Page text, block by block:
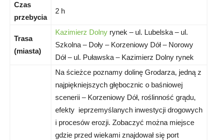
Czas
przebycia
2 h
Trasa
(miasta)
Kazimierz Dolny rynek – ul. Lubelska – ul.
Szkolna – Doły – Korzeniowy Dół – Norowy
Dół – ul. Puławska – Kazimierz Dolny rynek
Na ścieżce poznamy dolinę Grodarza, jedną z
najpiękniejszych głębocznic o baśniowej
scenerii – Korzeniowy Dół, roślinność grądu,
efekty ieprzemyślanych inwestycji drogowych
i procesów erozji. Zobaczyć można miejsce
gdzie przed wiekami znajdował się port